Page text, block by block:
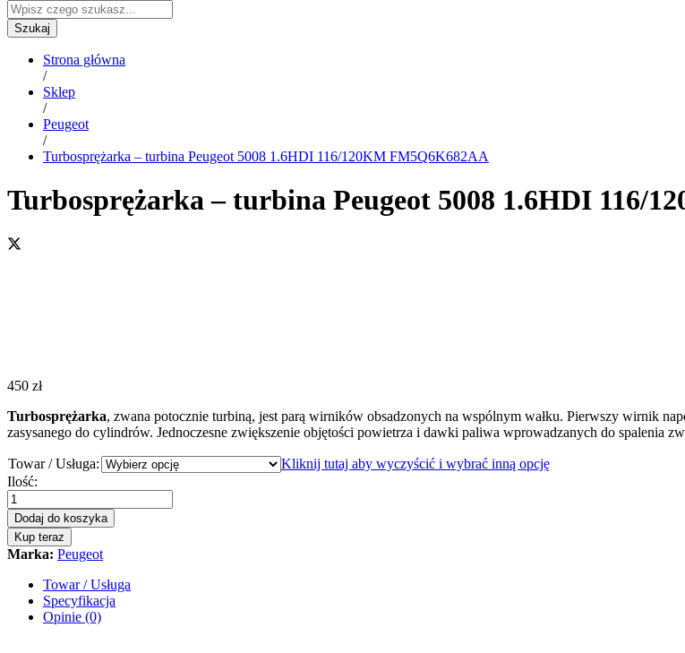
Szukaj
Strona główna
/
Sklep
/
Peugeot
/
Turbosprężarka – turbina Peugeot 5008 1.6HDI 116/120KM FM5Q6K682AA
Turbosprężarka – turbina Peugeot 5008 1.6HDI 116/
450 zł
Turbosprężarka, zwana potocznie turbiną, jest parą wirników obsadzonych na wspólnym wałku. Pierwszy wirnik
zasysanego do cylindrów. Jednoczesne zwiększenie objętości powietrza i dawki paliwa wprowadzanych do spalenia
Towar / Usługa:
Kliknij tutaj aby wyczyścić i wybrać inną opcję
Turbosprężarka
turbina
Peugeot
5008
1.6HDI
116/120KM
FM5Q6K682AA
quantity
Ilość:
Dodaj do koszyka
Kup teraz
Marka: Peugeot
Towar / Usługa
Specyfikacja
Opinie (0)